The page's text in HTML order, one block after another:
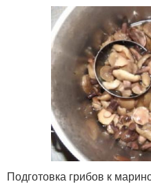
Подготовка грибов к